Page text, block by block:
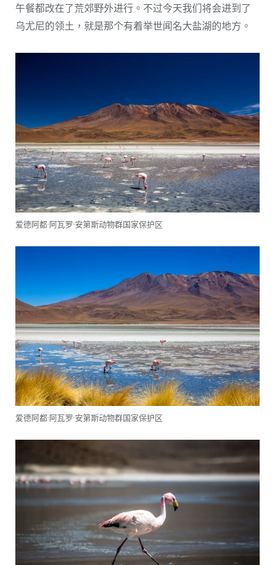
午餐都改在了荒郊野外进行。不过今天我们将会进到了
乌尤尼的领土，就是那个有着举世闻名大盐湖的地方。
爱德阿都·阿瓦罗·安第斯动物群国家保护区
爱德阿都·阿瓦罗·安第斯动物群国家保护区